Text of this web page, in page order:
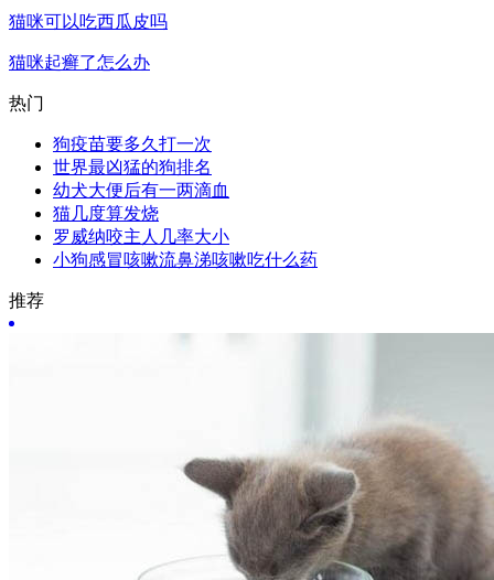
猫咪可以吃西瓜皮吗
猫咪起癣了怎么办
热门
狗疫苗要多久打一次
世界最凶猛的狗排名
幼犬大便后有一两滴血
猫几度算发烧
罗威纳咬主人几率大小
小狗感冒咳嗽流鼻涕咳嗽吃什么药
推荐